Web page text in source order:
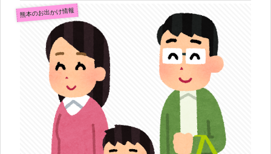
熊本のお出かけ情報